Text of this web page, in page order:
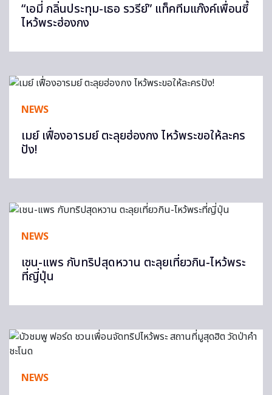
“เอมี่ กลิ่นประทุม-เธอ รวรีย์” แท็คทีมแก๊งค์เพื่อนซี้
ไหว้พระฮ่องกง
NEWS
เมย์ เฟื่องอารมย์ ตะลุยฮ่องกง ไหว้พระขอให้ละคร
ปัง!
NEWS
เชน-แพร กับทริปสุดหวาน ตะลุยเที่ยวกิน-ไหว้พระ
ที่ญี่ปุ่น
NEWS